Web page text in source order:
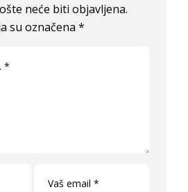
neće biti objavljena.
su označena*